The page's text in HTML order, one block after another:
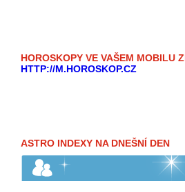
HOROSKOPY VE VAŠEM MOBILU
HTTP://M.HOROSKOP.CZ
ASTRO INDEXY NA DNEŠNÍ DEN